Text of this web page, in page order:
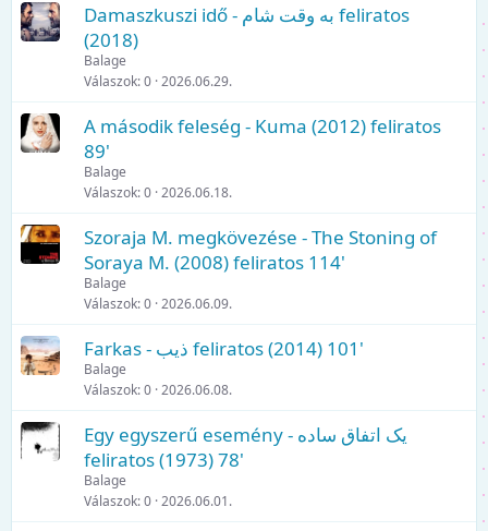
Damaszkuszi idő - به وقت شام feliratos
(2018)
Balage
Válaszok 0 2026.06.29.
A második feleség - Kuma (2012) feliratos
89'
Balage
Válaszok 0 2026.06.18.
Szoraja M. megkövezése - The Stoning of
Soraya M. (2008) feliratos 114'
Balage
Válaszok 0 2026.06.09.
Farkas - ذيب feliratos (2014) 101'
Balage
Válaszok 0 2026.06.08.
Egy egyszerű esemény - یک اتفاق ساده
feliratos (1973) 78'
Balage
Válaszok 0 2026.06.01.